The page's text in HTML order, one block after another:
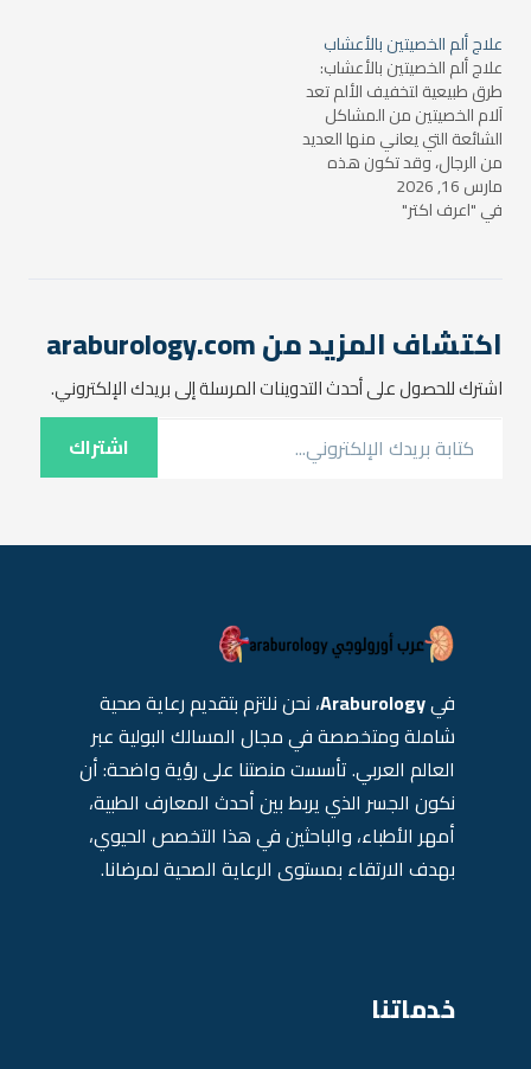
خفيف ومؤقت إلى شديد
ويستمر لفترات طويلة. في هذا
المقال، سنتعرف…
علاج ألم الخصيتين بالأعشاب
علاج ألم الخصيتين بالأعشاب:
طرق طبيعية لتخفيف الألم تعد
آلام الخصيتين من المشاكل
الشائعة التي يعاني منها العديد
من الرجال، وقد تكون هذه
الآلام ناتجة عن عدة أسباب مثل
التهابات البروستاتا، التواء
مارس 16, 2026
في "اعرف اكتر"
اكتشاف المزيد من araburology.com
اشترك للحصول على أحدث التدوينات المرسلة إلى بريدك الإلكتروني.
اشتراك
فيAraburology، نحن نلتزم بتقديم رعاية صحية
شاملة ومتخصصة في مجال المسالك البولية عبر
العالم العربي. تأسست منصتنا على رؤية واضحة: أن
نكون الجسر الذي يربط بين أحدث المعارف الطبية،
أمهر الأطباء، والباحثين في هذا التخصص الحيوي،
بهدف الارتقاء بمستوى الرعاية الصحية لمرضانا.
خدماتنا